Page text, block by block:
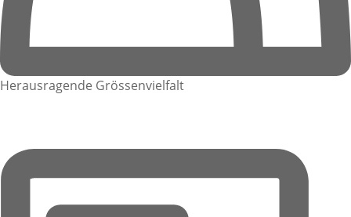
Herausragende Grössenvielfalt